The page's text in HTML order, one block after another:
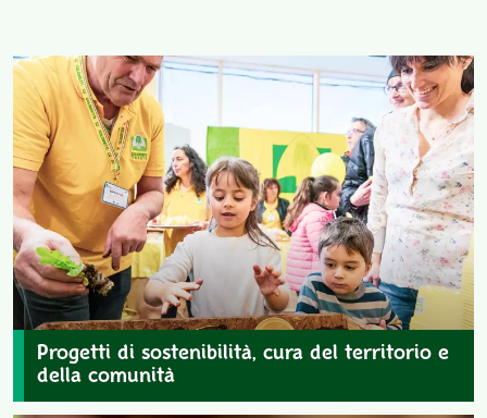
Progetti di sostenibilità, cura del territorio e
della comunità